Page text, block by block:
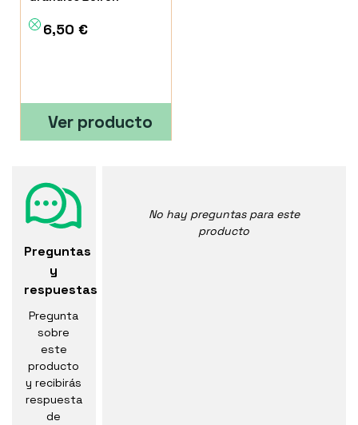
6,50 €
Ver producto
Preguntas
y
respuestas
Pregunta
sobre
este
producto
y recibirás
respuesta
de
No hay preguntas para este
producto